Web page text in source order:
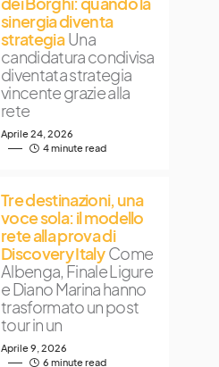
sinergia diventa
strategia Una
candidatura condivisa
diventata strategia
vincente grazie alla
rete
Aprile 24, 2026
4 minute read
Tre destinazioni, una
voce sola: il modello
rete alla prova di
Discovery Italy Come
Albenga, Finale Ligure
e Diano Marina hanno
trasformato un post
tour in un
Aprile 9, 2026
6 minute read